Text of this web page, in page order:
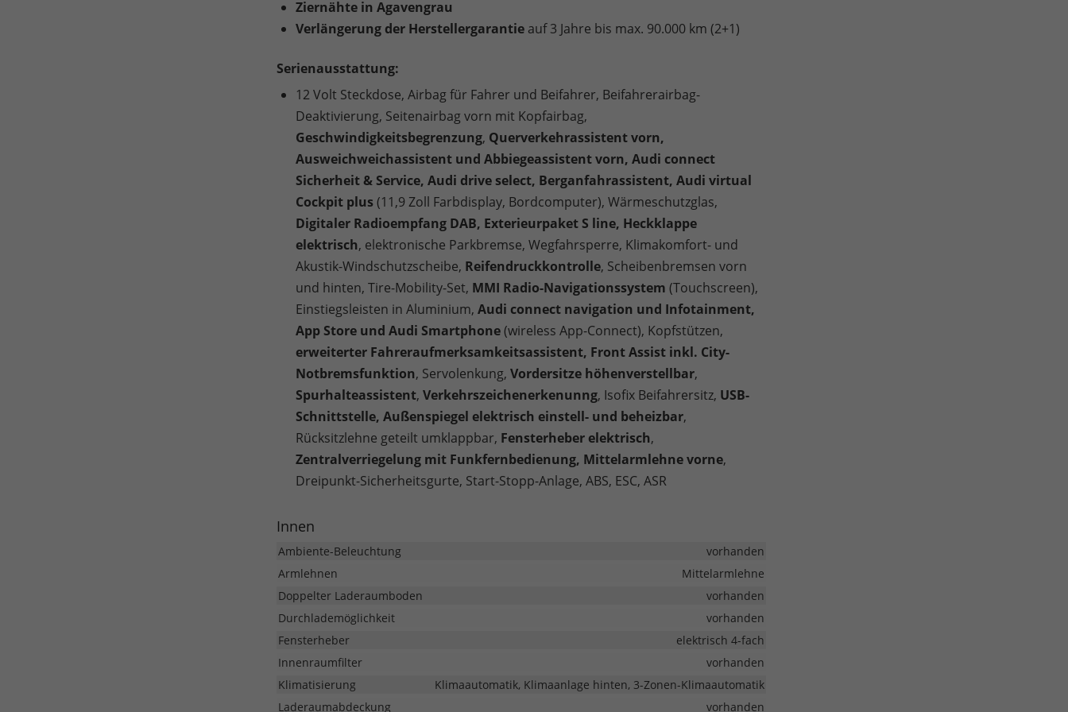
Ziernähte in Agavengrau
Verlängerung der Herstellergarantie auf 3 Jahre bis max. 90.000 km (2+1)
Serienausstattung:
12 Volt Steckdose, Airbag für Fahrer und Beifahrer, Beifahrerairbag-
Deaktivierung, Seitenairbag vorn mit Kopfairbag,
Geschwindigkeitsbegrenzung, Querverkehrassistent vorn,
Ausweichweichassistent und Abbiegeassistent vorn, Audi connect
Sicherheit & Service, Audi drive select, Berganfahrassistent, Audi virtual
Cockpit plus(11,9 Zoll Farbdisplay, Bordcomputer), Wärmeschutzglas,
Digitaler Radioempfang DAB, Exterieurpaket S line, Heckklappe
elektrisch, elektronische Parkbremse, Wegfahrsperre, Klimakomfort- und
Akustik-Windschutzscheibe, Reifendruckkontrolle, Scheibenbremsen vorn
und hinten, Tire-Mobility-Set, MMI Radio-Navigationssystem (Touchscreen),
Einstiegsleisten in Aluminium, Audi connect navigation und Infotainment,
App Store und Audi Smartphone(wireless App-Connect), Kopfstützen,
erweiterter Fahreraufmerksamkeitsassistent, Front Assist inkl. City-
Notbremsfunktion, Servolenkung, Vordersitze höhenverstellbar,
Spurhalteassistent, Verkehrszeichenerkenunng, Isofix Beifahrersitz, USB-
Schnittstelle, Außenspiegel elektrisch einstell- und beheizbar,
Rücksitzlehne geteilt umklappbar, Fensterheber elektrisch,
Zentralverriegelung mit Funkfernbedienung, Mittelarmlehne vorne,
Dreipunkt-Sicherheitsgurte, Start-Stopp-Anlage, ABS, ESC, ASR
Innen
Ambiente-Beleuchtung
vorhanden
Armlehnen
Mittelarmlehne
Doppelter Laderaumboden
vorhanden
Durchlademöglichkeit
vorhanden
Fensterheber
elektrisch 4-fach
Innenraumfilter
vorhanden
Klimatisierung
Klimaautomatik, Klimaanlage hinten, 3-Zonen-Klimaautomatik
Laderaumabdeckung
vorhanden